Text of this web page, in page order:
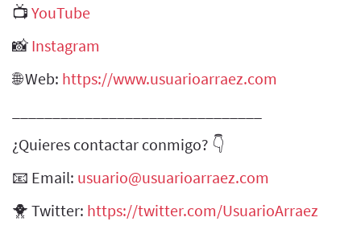
📺 YouTube
📸 Instagram
🌐 Web: https://www.usuarioarraez.com
¿Quieres contactar conmigo? 👇
📧 Email: usuario@usuarioarraez.com
🐥 Twitter: https://twitter.com/UsuarioArraez